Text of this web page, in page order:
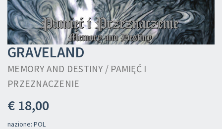
GRAVELAND
MEMORY AND DESTINY / PAMIĘĆ I
PRZEZNACZENIE
€ 18,00
nazione: POL